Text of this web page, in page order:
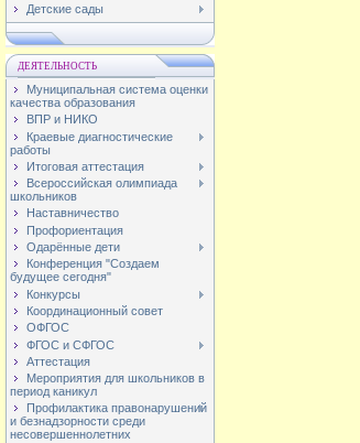
Детские сады
ДЕЯТЕЛЬНОСТЬ
Муниципальная система оценки
качества образования
ВПР и НИКО
Краевые диагностические
работы
Итоговая аттестация
Всероссийская олимпиада
школьников
Наставничество
Профориентация
Одарённые дети
Конференция "Создаем
будущее сегодня"
Конкурсы
Координационный совет
ОФГОС
ФГОС и СФГОС
Аттестация
Мероприятия для школьников в
период каникул
Профилактика правонарушений
и безнадзорности среди
несовершеннолетних